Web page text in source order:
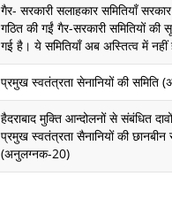
गैर- सरकारी सलाहकार समितियाँ
गठित की गईं गैर-सरकारी समितियों
गई है। ये समितियाँ अब अस्तित्व में नहीं
प्रमुख स्वतंत्रता सेनानियों की समिति
हैदराबाद मुक्ति आन्दोलनों से संबंधित
प्रमुख स्वतंत्रता सैनानियों की छानबीन
(अनुलग्नक-20)